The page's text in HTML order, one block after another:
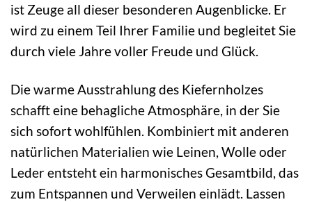
ist Zeuge all dieser besonderen Augenblicke. Er
wird zu einem Teil Ihrer Familie und begleitet Sie
durch viele Jahre voller Freude und Glück.
Die warme Ausstrahlung des Kiefernholzes
schafft eine behagliche Atmosphäre, in der Sie
sich sofort wohlfühlen. Kombiniert mit anderen
natürlichen Materialien wie Leinen, Wolle oder
Leder entsteht ein harmonisches Gesamtbild, das
zum Entspannen und Verweilen einlädt. Lassen